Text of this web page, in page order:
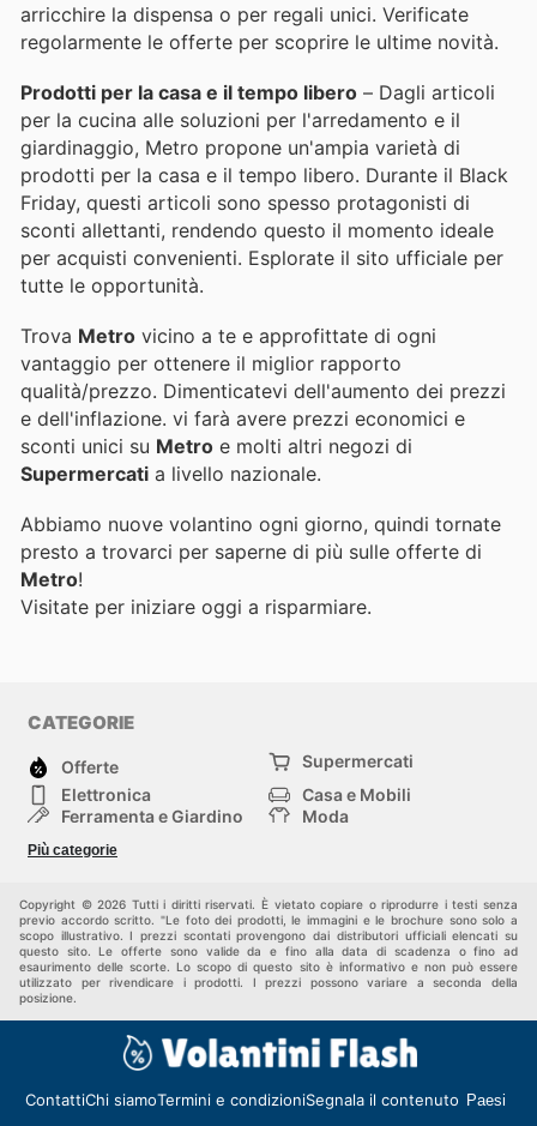
arricchire la dispensa o per regali unici. Verificate
regolarmente le offerte per scoprire le ultime novità.
Prodotti per la casa e il tempo libero – Dagli articoli
per la cucina alle soluzioni per l'arredamento e il
giardinaggio, Metro propone un'ampia varietà di
prodotti per la casa e il tempo libero. Durante il Black
Friday, questi articoli sono spesso protagonisti di
sconti allettanti, rendendo questo il momento ideale
per acquisti convenienti. Esplorate il sito ufficiale per
tutte le opportunità.
Trova Metro vicino a te e approfittate di ogni
vantaggio per ottenere il miglior rapporto
qualità/prezzo. Dimenticatevi dell'aumento dei prezzi
e dell'inflazione. vi farà avere prezzi economici e
sconti unici su Metro e molti altri negozi di
Supermercati a livello nazionale.
Abbiamo nuove volantino ogni giorno, quindi tornate
presto a trovarci per saperne di più sulle offerte di
Metro!
Visitate per iniziare oggi a risparmiare.
CATEGORIE
Offerte
Supermercati
Elettronica
Casa e Mobili
Ferramenta e Giardino
Moda
Bambini e Neonati
Più categorie
Copyright © 2026 Tutti i diritti riservati. È vietato copiare o riprodurre i testi senza
previo accordo scritto. "Le foto dei prodotti, le immagini e le brochure sono solo a
scopo illustrativo. I prezzi scontati provengono dai distributori ufficiali elencati su
questo sito. Le offerte sono valide da e fino alla data di scadenza o fino ad
esaurimento delle scorte. Lo scopo di questo sito è informativo e non può essere
utilizzato per rivendicare i prodotti. I prezzi possono variare a seconda della
posizione.
ContattiChi siamoTermini e condizioniSegnala il contenuto Paesi